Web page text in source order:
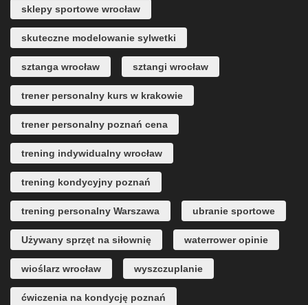
sklepy sportowe wrocław
skuteczne modelowanie sylwetki
sztanga wrocław sztangi wrocław
trener personalny kurs w krakowie
trener personalny poznań cena
trening indywidualny wrocław
trening kondycyjny poznań
trening personalny Warszawa ubranie sportowe
Używany sprzęt na siłownię waterrower opinie
wioślarz wrocław wyszczuplanie
ćwiczenia na kondycję poznań